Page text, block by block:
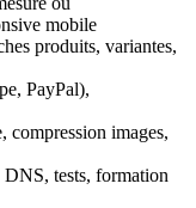
mobile
produits, variantes,
PayPal),
compression images,
tests, formation